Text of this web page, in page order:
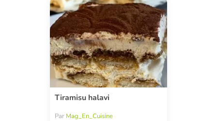
Tiramisu halavi
Par Mag_En_Cuisine